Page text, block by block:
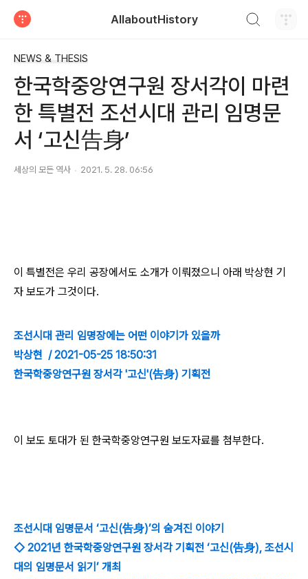
AllaboutHistory
NEWS & THESIS
한국학중앙연구원 장서각이 마련
한 특별전 조선시대 관리 임명문
서 ‘고신告身’
세상의 모든 역사 2021. 5. 28. 06:56
이 특별전은 우리 공장에서도 소개가 이뤄졌으니 아래 박상현 기
자 보도가 그것이다.
조선시대 관리 임명장에는 어떤 이야기가 있을까
박상현 / 2021-05-25 18:50:31
한국학중앙연구원 장서각 '고신'(告身) 기획전
이 보도 토대가 된 한국학중앙연구원 보도자료를 첨부한다.
조선시대 임명문서 ‘고신(告身)’의 숨겨진 이야기
◇ 2021년 한국학중앙연구원 장서각 기획전 ‘고신(告身), 조선시
대의 임명문서 읽기’ 개최